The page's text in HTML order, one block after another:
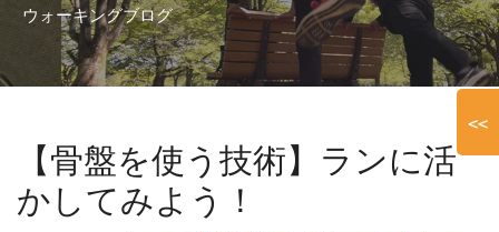
ウォーキングブログ
【骨盤を使う技術】ランに活
かしてみよう！
<<